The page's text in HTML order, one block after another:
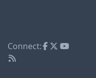
Connect: